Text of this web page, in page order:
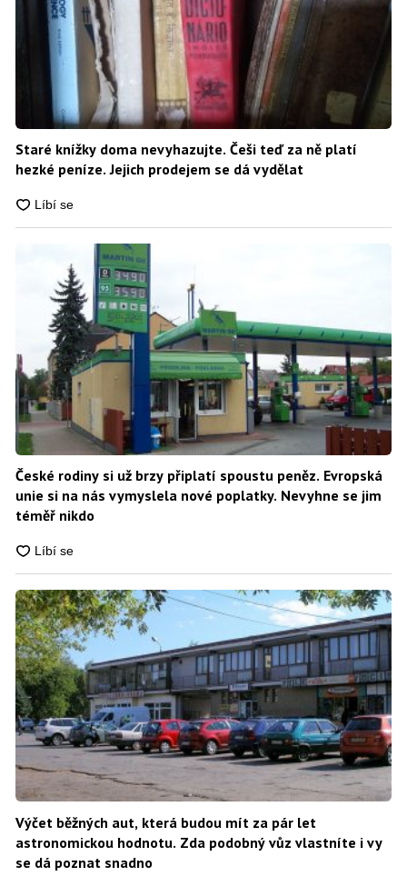
Staré knížky doma nevyhazujte. Češi teď za ně platí
hezké peníze. Jejich prodejem se dá vydělat
České rodiny si už brzy připlatí spoustu peněz. Evropská
unie si na nás vymyslela nové poplatky. Nevyhne se jim
téměř nikdo
Výčet běžných aut, která budou mít za pár let
astronomickou hodnotu. Zda podobný vůz vlastníte i vy
se dá poznat snadno